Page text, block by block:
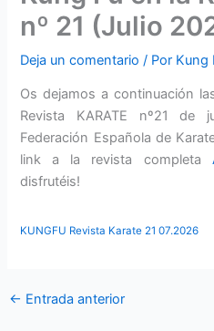
nº 21 (Julio
Deja un comentario / Por Kung
Os dejamos a continuación
Revista KARATE nº21
Federación Española de
link a la revista completa
disfrutéis!
KUNGFU Revista Karate 21 07.2026
← Entrada anterior